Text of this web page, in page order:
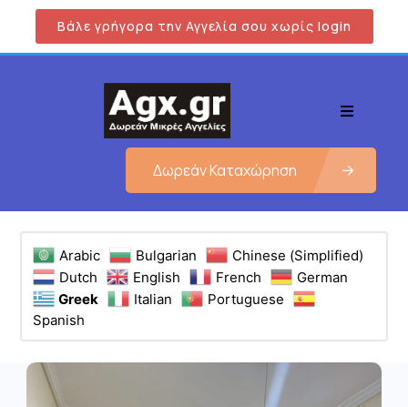
Βάλε γρήγορα την Αγγελία σου χωρίς login
Δωρεάν Καταχώρηση
Arabic Bulgarian
Chinese (Simplified)
Dutch
English French
German
Greek
Italian
Portuguese
Spanish